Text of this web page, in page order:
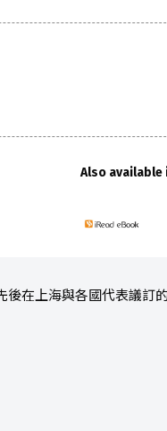
Also
後在上海與各國代表議訂